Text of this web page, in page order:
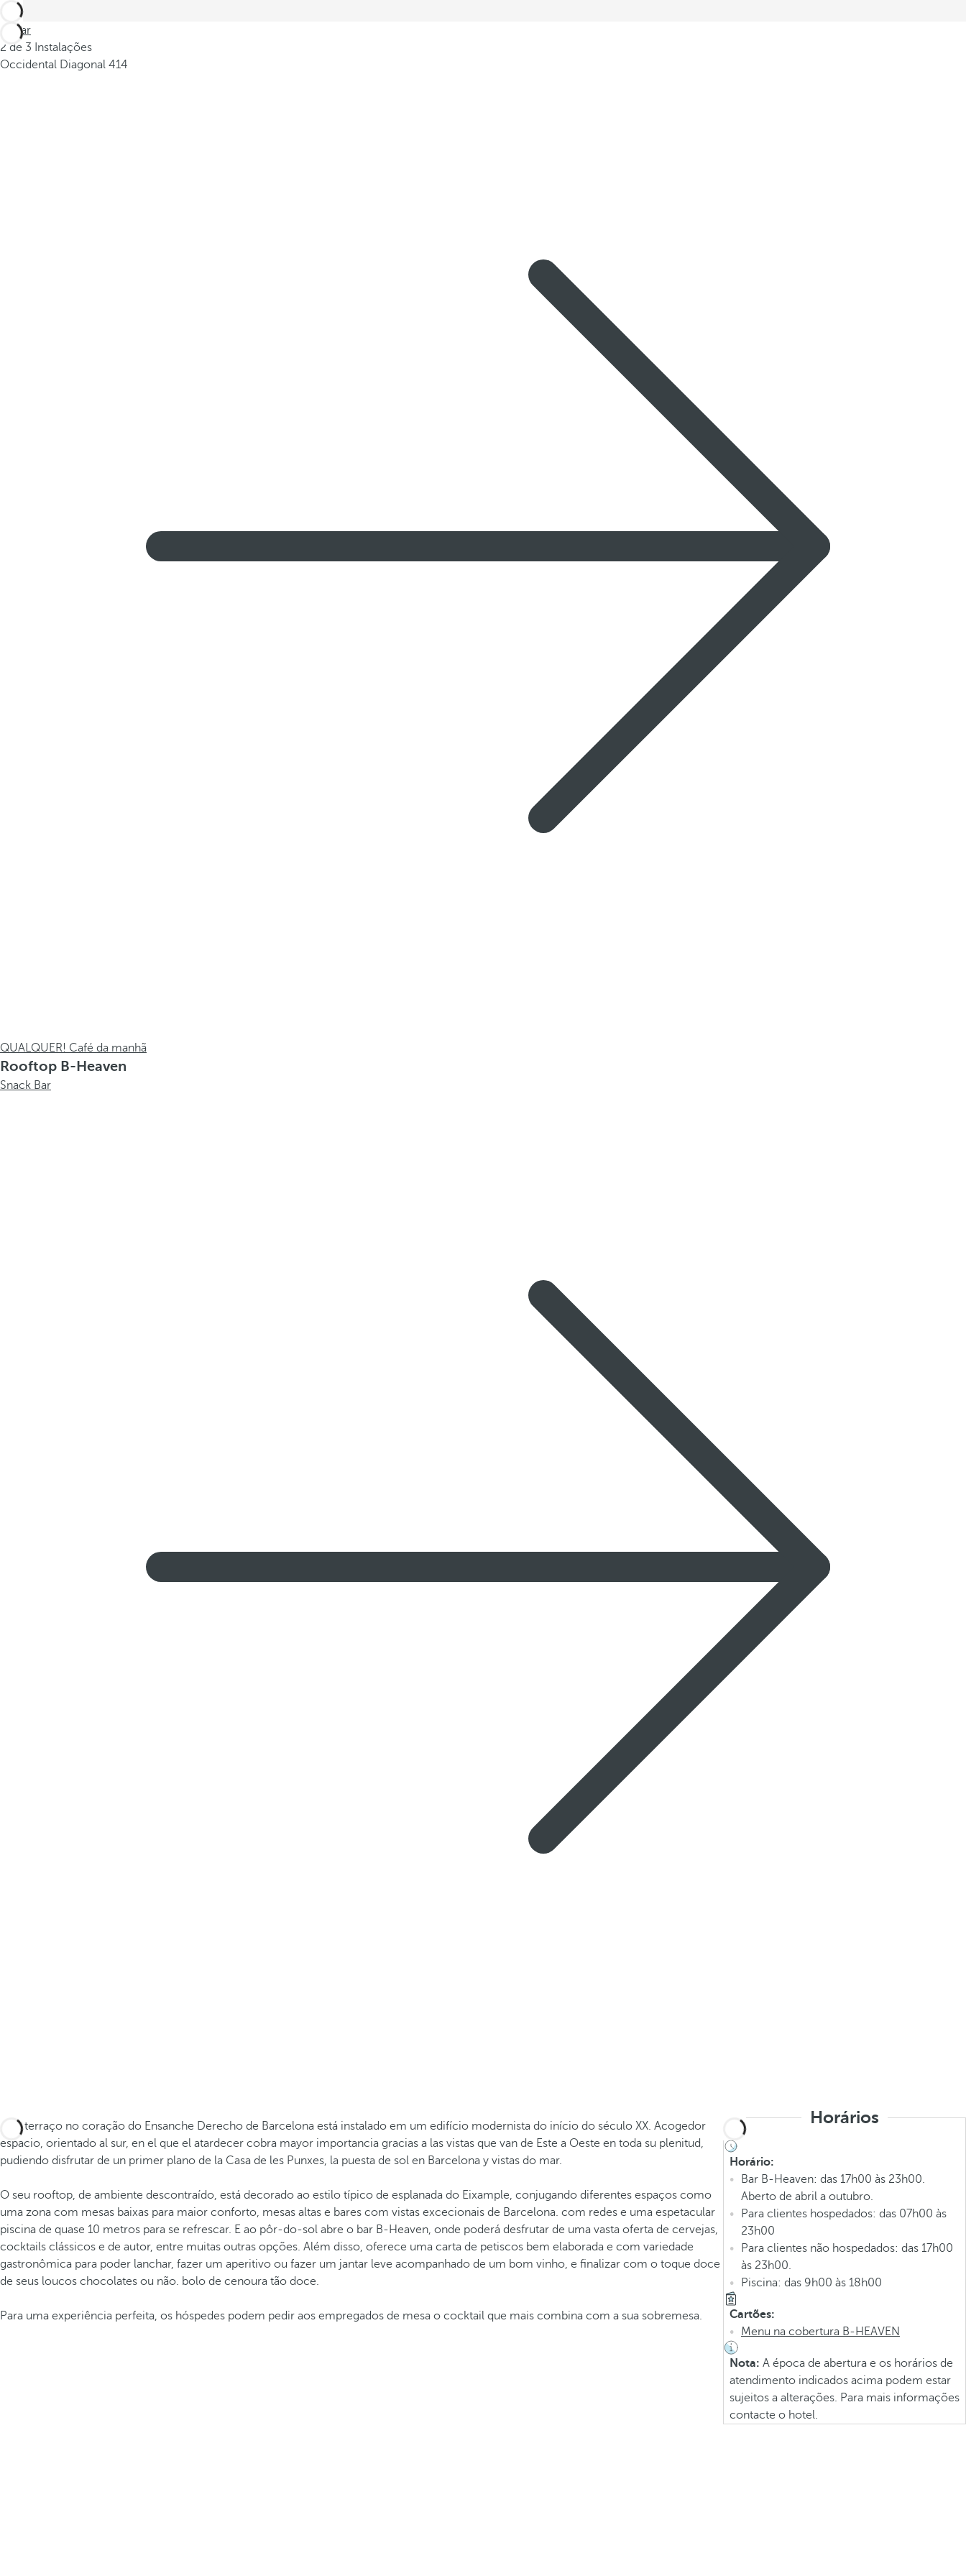
Voltar
2 de 3 Instalações
Occidental Diagonal 414
QUALQUER! Café da manhã
Rooftop B-Heaven
Snack Bar
Este terraço no coração do Ensanche Derecho de Barcelona está instalado em um edifício modernista do início do século XX. Acogedor
espacio, orientado al sur, en el que el atardecer cobra mayor importancia gracias a las vistas que van de Este a Oeste en toda su plenitud,
pudiendo disfrutar de un primer plano de la Casa de les Punxes, la puesta de sol en Barcelona y vistas do mar.
O seu rooftop, de ambiente descontraído, está decorado ao estilo típico de esplanada do Eixample, conjugando diferentes espaços como
uma zona com mesas baixas para maior conforto, mesas altas e bares com vistas excecionais de Barcelona. com redes e uma espetacular
piscina de quase 10 metros para se refrescar. E ao pôr-do-sol abre o bar B-Heaven, onde poderá desfrutar de uma vasta oferta de cervejas,
cocktails clássicos e de autor, entre muitas outras opções. Além disso, oferece uma carta de petiscos bem elaborada e com variedade
gastronômica para poder lanchar, fazer um aperitivo ou fazer um jantar leve acompanhado de um bom vinho, e finalizar com o toque doce
de seus loucos chocolates ou não. bolo de cenoura tão doce.
Para uma experiência perfeita, os hóspedes podem pedir aos empregados de mesa o cocktail que mais combina com a sua sobremesa.
Horários
Horário:
Bar B-Heaven: das 17h00 às 23h00.
Aberto de abril a outubro.
Para clientes hospedados: das 07h00 às
23h00
Para clientes não hospedados: das 17h00
às 23h00.
Piscina: das 9h00 às 18h00
Cartões:
Menu na cobertura B-HEAVEN
Nota: A época de abertura e os horários de
atendimento indicados acima podem estar
sujeitos a alterações. Para mais informações
contacte o hotel.